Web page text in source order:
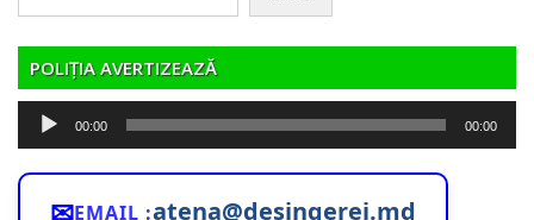
POLIȚIA AVERTIZEAZĂ
Player
audio
00:00 00:00
EMAIL :atena@desingerei.md